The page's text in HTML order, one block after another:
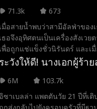
71.3k
673
เมื่อสายน้ำพบว่าสามีอัลฟ่าของ
เธอจึงอุทิศตนเป็นเครื่องสังเวย
เพื่อถูกแช่แข็งชั่วนิรันดร์ และเมื่
เธอก็จะได้ตัดสายสัมพันธ์คู่ครอ
เขาได้อย่างสิ้นเชิง ทิ้งไว้เพียงค
เย็นเยือกให้กลายเป็นคู่ครองใหม่
ตลอดกาล! แต่เขาจะทำอย่างไร
มาล่ะ?
ระวังให้ดี! นางเอกผู้ร้า
6M
103.7k
อิซาเบลล่า แพตตันวัย 21 ปีที่เ